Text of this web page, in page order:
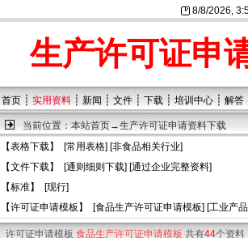
8/8/2026,
生产许可证申
首页 ┊ 实用资料 ┊ 新闻 ┊ 文件 ┊ 下载 ┊ 培训中心 ┊ 解答
当前位置： 本站首页→生产许可证申请资料下载
【表格下载】 [常用表格] [非食品相关行业]
【文件下载】 [通则细则下载] [通过企业完整资料]
【标准】 [现行]
【许可证申请模板 】 [食品生产许可证申请模板] [工业产
许可证申请模板 食品生产许可证申请模板 共有44个资料